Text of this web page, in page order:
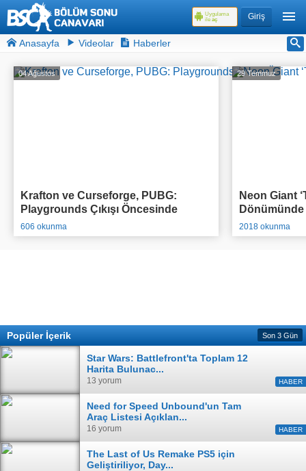
Giriş
Uygulama
ile aç
Anasayfa Videolar Haberler
04 Ağustos
Krafton ve Curseforge, PUBG:
Playgrounds Çıkışı Öncesinde
95.000$ Ödül Havuzlu Yarışmasını
Duyurdu
606 okunma
29 Temmuz
Neon Giant
Dönümünde
Açıkladı
2018 okunma
Popüler İçerik Son 3 Gün
Star Wars: Battlefront'ta Toplam 12
Harita Bulunac...
13 yorum HABER
Need for Speed Unbound'un Tam
Araç Listesi Açıklan...
16 yorum HABER
The Last of Us Remake PS5 için
Geliştiriliyor, Day...